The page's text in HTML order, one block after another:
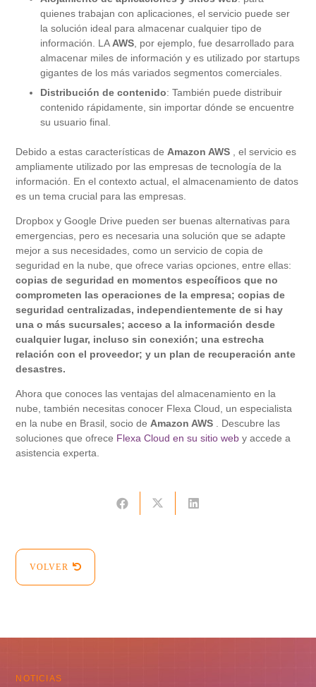
quienes trabajan con aplicaciones, el servicio puede ser
la solución ideal para almacenar cualquier tipo de
información. LA AWS , por ejemplo, fue desarrollado para
almacenar miles de información y es utilizado por startups
gigantes de los más variados segmentos comerciales.
Distribución de contenido: También puede distribuir
contenido rápidamente, sin importar dónde se encuentre
su usuario final.
Debido a estas características de Amazon AWS , el servicio es
ampliamente utilizado por las empresas de tecnología de la
información. En el contexto actual, el almacenamiento de datos
es un tema crucial para las empresas.
Dropbox y Google Drive pueden ser buenas alternativas para
emergencias, pero es necesaria una solución que se adapte
mejor a sus necesidades, como un servicio de copia de
seguridad en la nube, que ofrece varias opciones, entre ellas:
copias de seguridad en momentos específicos que no
comprometen las operaciones de la empresa;copias de
seguridad centralizadas, independientemente de si hay
una o más sucursales;acceso a la información desde
cualquier lugar, incluso sin conexión; una estrecha
relación con el proveedor; y un plan de recuperación ante
desastres.
Ahora que conoces las ventajas del almacenamiento en la
nube, también necesitas conocer Flexa Cloud, un especialista
en la nube en Brasil, socio de Amazon AWS . Descubre las
soluciones que ofrece Flexa Cloud en su sitio web y accede a
asistencia experta.
VOLVER
NOTICIAS